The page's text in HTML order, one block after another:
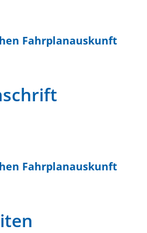
Fahrplanauskunft
Fahrplanauskunft